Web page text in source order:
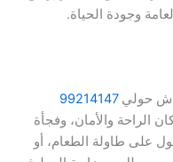
وجودة الحياة.
حولي99214147
الراحة والأمان، وفجأة
على طاولة الطعام، أو